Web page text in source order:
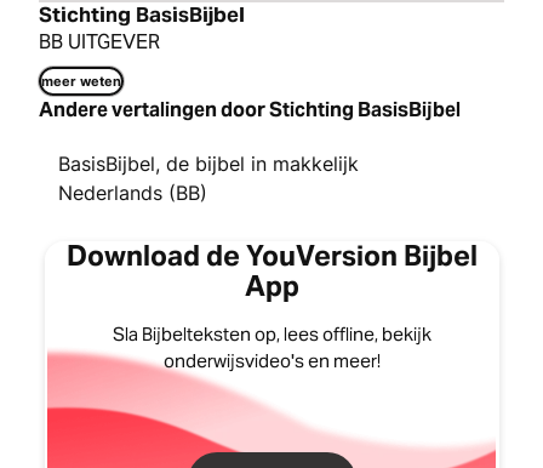
Stichting BasisBijbel
BB UITGEVER
meer weten
Andere vertalingen door Stichting BasisBijbel
BasisBijbel, de bijbel in makkelijk
Nederlands (BB)
Download de YouVersion Bijbel
App
Sla Bijbelteksten op, lees offline, bekijk
onderwijsvideo's en meer!